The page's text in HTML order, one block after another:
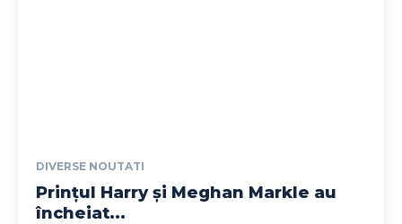
DIVERSE NOUTATI
Prințul Harry și Meghan Markle au
încheiat...